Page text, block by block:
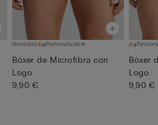
Novedad Personalizable
Bóxer de Microfibra con
Logo
9,90 €
Bóxer
Logo
9,90 €